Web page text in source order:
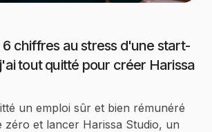
6 chiffres au stress d'une start-
tout quitté pour créer Harissa
un emploi sûr et bien rémunéré
et lancer Harissa Studio, un